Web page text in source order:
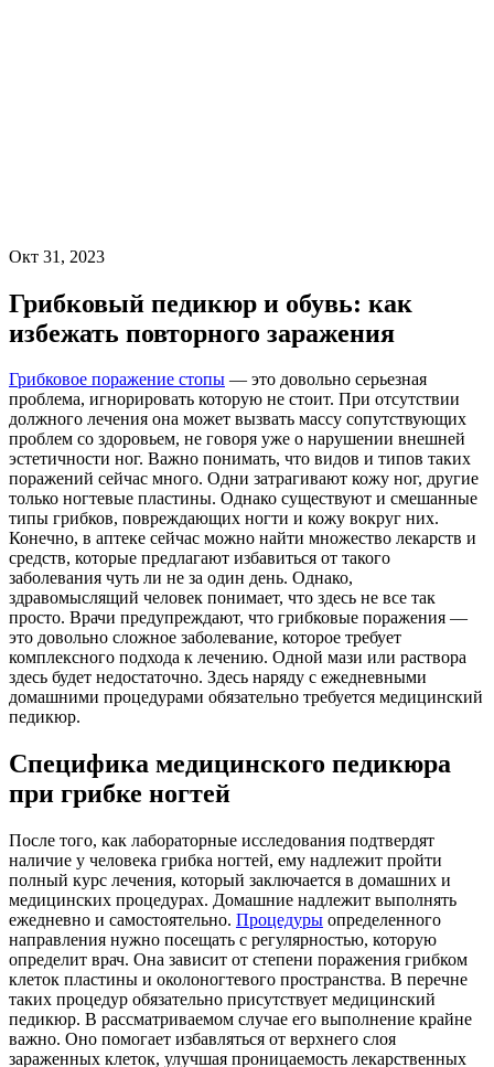
Окт 31, 2023
Грибковый педикюр и обувь: как
избежать повторного заражения
Грибковое поражение стопы — это довольно серьезная
проблема, игнорировать которую не стоит. При отсутствии
должного лечения она может вызвать массу сопутствующих
проблем со здоровьем, не говоря уже о нарушении внешней
эстетичности ног. Важно понимать, что видов и типов таких
поражений сейчас много. Одни затрагивают кожу ног, другие
только ногтевые пластины. Однако существуют и смешанные
типы грибков, повреждающих ногти и кожу вокруг них.
Конечно, в аптеке сейчас можно найти множество лекарств и
средств, которые предлагают избавиться от такого
заболевания чуть ли не за один день. Однако,
здравомыслящий человек понимает, что здесь не все так
просто. Врачи предупреждают, что грибковые поражения —
это довольно сложное заболевание, которое требует
комплексного подхода к лечению. Одной мази или раствора
здесь будет недостаточно. Здесь наряду с ежедневными
домашними процедурами обязательно требуется медицинский
педикюр.
Специфика медицинского педикюра
при грибке ногтей
После того, как лабораторные исследования подтвердят
наличие у человека грибка ногтей, ему надлежит пройти
полный курс лечения, который заключается в домашних и
медицинских процедурах. Домашние надлежит выполнять
ежедневно и самостоятельно. Процедуры определенного
направления нужно посещать с регулярностью, которую
определит врач. Она зависит от степени поражения грибком
клеток пластины и околоногтевого пространства. В перечне
таких процедур обязательно присутствует медицинский
педикюр. В рассматриваемом случае его выполнение крайне
важно. Оно помогает избавляться от верхнего слоя
зараженных клеток, улучшая проницаемость лекарственных